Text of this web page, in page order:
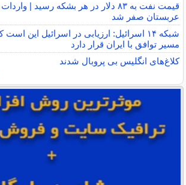
قیمت نفت به ۸۳ دلار در هر بشکه رسید |
عربستان صفر شد
شبکه ۱۴ اسرائیل: ارزیابی در اسرائیل این
مسیر توافق با ایران قرار دارد
کلاغ‌های انگلیس بی پروبال شدند